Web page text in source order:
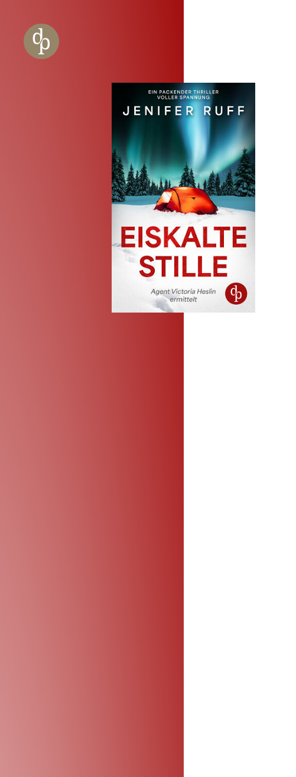
Zur Navigation springen
Zur Website-Suche springen